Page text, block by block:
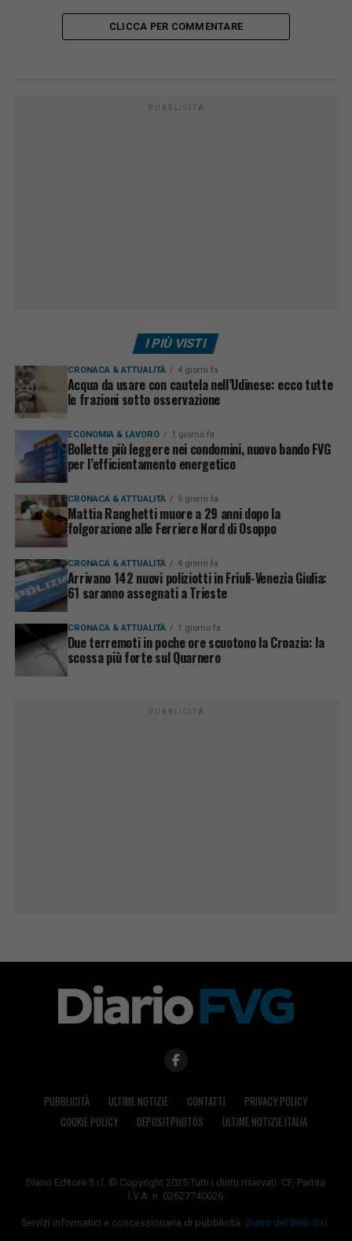
CLICCA PER COMMENTARE
PUBBLICITÀ
I PIÙ VISTI
CRONACA & ATTUALITÀ 4 giorni fa
Acqua da usare con cautela nell’Udinese: ecco tutte
le frazioni sotto osservazione
ECONOMIA & LAVORO 1 giorno fa
Bollette più leggere nei condomini, nuovo bando FVG
per l’efficientamento energetico
CRONACA & ATTUALITÀ 5 giorni fa
Mattia Ranghetti muore a 29 anni dopo la
folgorazione alle Ferriere Nord di Osoppo
CRONACA & ATTUALITÀ 4 giorni fa
Arrivano 142 nuovi poliziotti in Friuli-Venezia Giulia:
61 saranno assegnati a Trieste
CRONACA & ATTUALITÀ 1 giorno fa
Due terremoti in poche ore scuotono la Croazia: la
scossa più forte sul Quarnero
PUBBLICITÀ
PUBBLICITÀ ULTIME NOTIZIE CONTATTI
PRIVACY POLICY
COOKIE POLICY
DEPOSITPHOTOS ULTIME NOTIZIE ITALIA
Diario Editore S.r.l. © Copyright 2025 Tutti i diritti riservati. CF, Partita
I.V.A. n. 02627740026
Servizi informatici e concessionaria di pubblicità: Diario del Web S.r.l.